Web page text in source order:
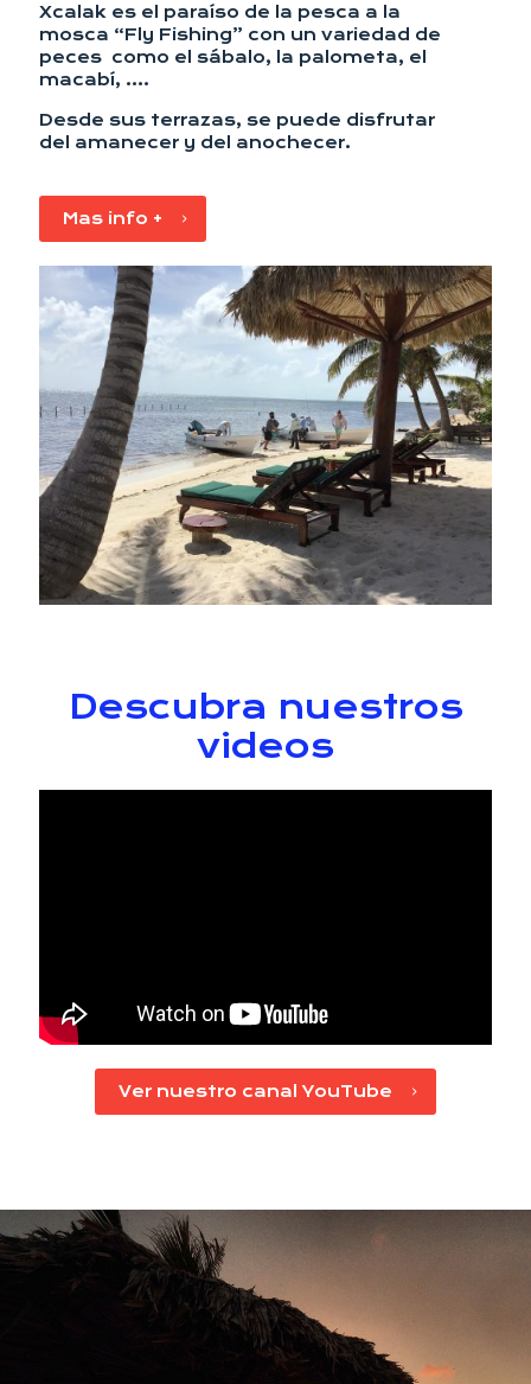
Xcalak es el paraíso de la pesca a la
mosca “Fly Fishing” con un variedad de
peces como el sábalo, la palometa, el
macabí, ….
Desde sus terrazas, se puede disfrutar
del amanecer y del anochecer.
Mas info +
Descubra nuestros
videos
Ver nuestro canal YouTube